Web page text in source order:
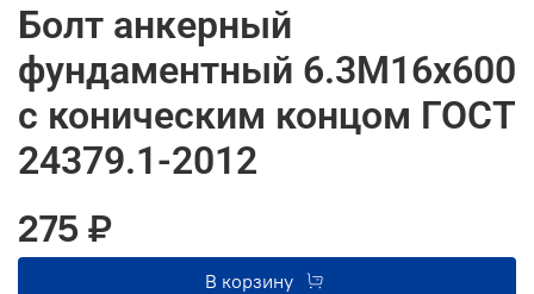
Болт анкерный
фундаментный 6.3М16х600
с коническим концом ГОСТ
24379.1-2012
275 ₽
В корзину